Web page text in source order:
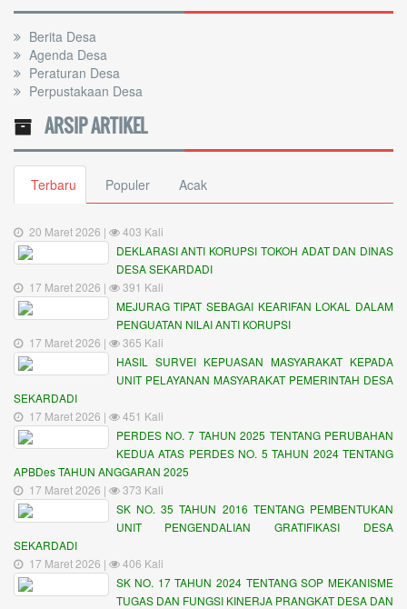
Berita Desa
Agenda Desa
Peraturan Desa
Perpustakaan Desa
ARSIP ARTIKEL
Terbaru Populer Acak
20 Maret 2026 |
403 Kali
DEKLARASI ANTI KORUPSI TOKOH ADAT DAN DINAS
DESA SEKARDADI
17 Maret 2026 |
391 Kali
MEJURAG TIPAT SEBAGAI KEARIFAN LOKAL DALAM
PENGUATAN NILAI ANTI KORUPSI
17 Maret 2026 |
365 Kali
HASIL SURVEI KEPUASAN MASYARAKAT KEPADA
UNIT PELAYANAN MASYARAKAT PEMERINTAH DESA
SEKARDADI
17 Maret 2026 |
451 Kali
PERDES NO. 7 TAHUN 2025 TENTANG PERUBAHAN
KEDUA ATAS PERDES NO. 5 TAHUN 2024 TENTANG
APBDes TAHUN ANGGARAN 2025
17 Maret 2026 |
373 Kali
SK NO. 35 TAHUN 2016 TENTANG PEMBENTUKAN
UNIT PENGENDALIAN GRATIFIKASI DESA
SEKARDADI
17 Maret 2026 |
406 Kali
SK NO. 17 TAHUN 2024 TENTANG SOP MEKANISME
TUGAS DAN FUNGSI KINERJA PRANGKAT DESA DAN